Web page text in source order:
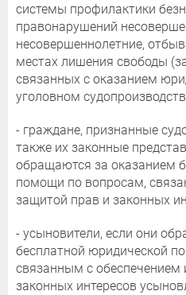
системы профилактики
правонарушений
несовершеннолетние,
местах лишения свободы
связанных с оказанием
уголовном
- граждане, признанные
также их законные
обращаются за оказанием
помощи по вопросам,
защитой прав и законных
- усыновители, если они
бесплатной юридической
связанным с обеспечением
законных интересов